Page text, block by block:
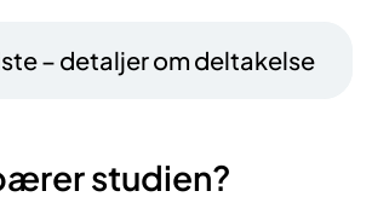
– detaljer om deltakelse
studien?